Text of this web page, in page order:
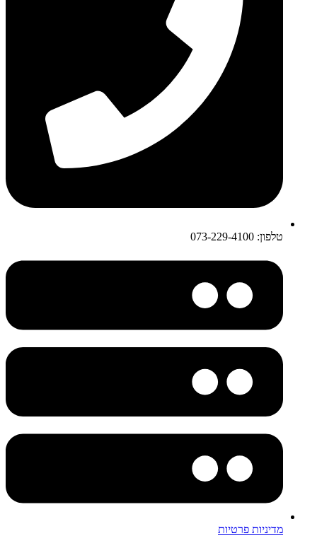
טלפון: 073-229-4100
מדיניות פרטיות